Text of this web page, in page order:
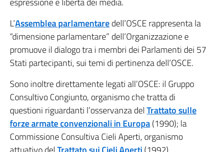
L’Assemblea parlamentaredell’OSCE rappresenta la
“dimensione parlamentare” dell’Organizzazione e
promuove il dialogo tra i membri dei Parlamenti dei 57
Stati partecipanti, sui temi di pertinenza dell’OSCE.
Sono inoltre direttamente legati all’OSCE: il Gruppo
Consultivo Congiunto, organismo che tratta di
questioni riguardanti l’osservanza delTrattato sulle
forze armate convenzionali in Europa(1990); la
Commissione Consultiva Cieli Aperti, organismo